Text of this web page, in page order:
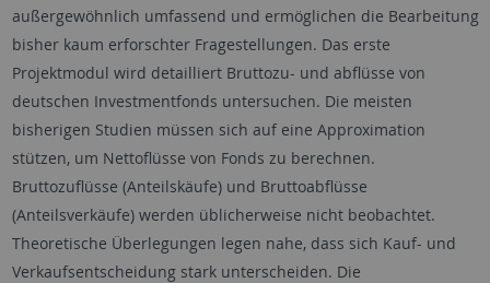
außergewöhnlich umfassend und ermöglichen die Bearbeitung
bisher kaum erforschter Fragestellungen. Das erste
Projektmodul wird detailliert Bruttozu- und abflüsse von
deutschen Investmentfonds untersuchen. Die meisten
bisherigen Studien müssen sich auf eine Approximation
stützen, um Nettoflüsse von Fonds zu berechnen.
Bruttozuflüsse (Anteilskäufe) und Bruttoabflüsse
(Anteilsverkäufe) werden üblicherweise nicht beobachtet.
Theoretische Überlegungen legen nahe, dass sich Kauf- und
Verkaufsentscheidung stark unterscheiden. Die